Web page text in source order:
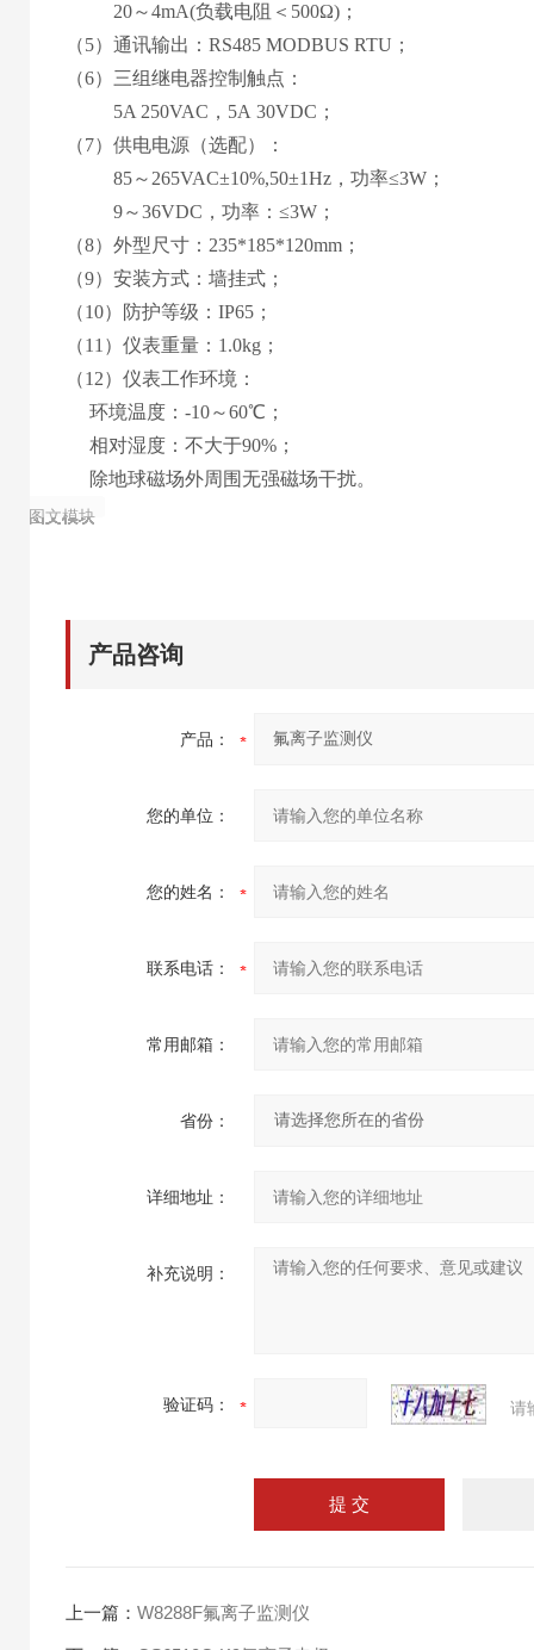
20～4mA(负载电阻＜ 500Ω) ；
（5）通讯输出：RS485 MODBUS RTU；
（6） 三组继电器控制触点：
5A 250VAC， 5A 30VDC ；
（7） 供电电源 （选配）
：
85～ 265VAC±10%,50±1Hz，功率≤3W；
9～36VDC，功率：≤3W；
（8）外型尺寸： 235*185*120mm ；
（9）安装方式： 墙挂式 ；
（10）
防护等级：IP65；
（1 1 ）仪表重量： 1.0kg；
（1 2）仪表工作环境：
环境温度：-10～60℃；
相对湿度：不大于90%；
除地球磁场外周围无强磁场干扰。
图文模块
图文模块
图文模块
图文模块
图文模块
图文模块
图文模块
图文模块
图文模块
产品咨询
产品：
您的单位：
您的姓名：
联系电话：
常用邮箱：
省份：
详细地址：
补充说明：
验证码： 请
上一篇： W8288F氟离子监测仪